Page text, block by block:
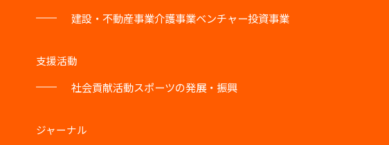
建設・不動産事業介護事業ベンチャー投資事業
支援活動
社会貢献活動スポーツの発展・振興
ジャーナル